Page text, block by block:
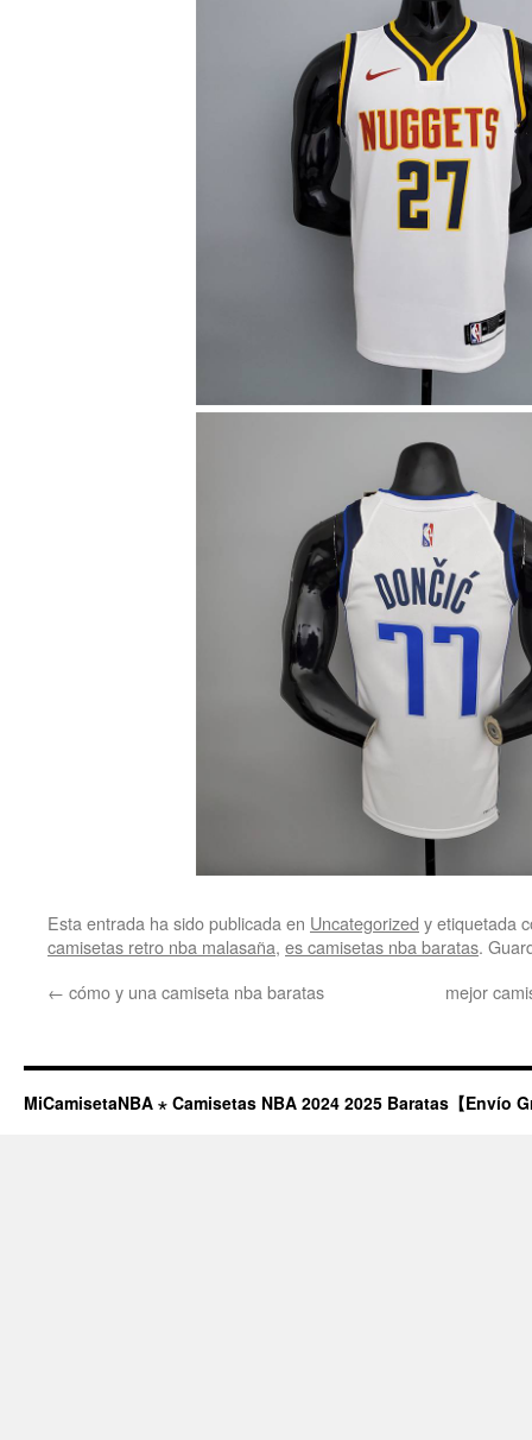
Esta entrada ha sido publicada en Uncategorized y etiquetada
camisetas retro nba malasaña, es camisetas nba baratas.
← cómo y una camiseta nba baratas mejor
MiCamisetaNBA ⋆ Camisetas NBA 2024 2025 Baratas【Envío